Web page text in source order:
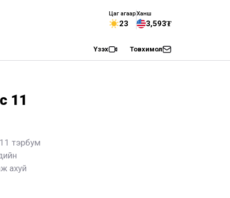
Цаг агаар
23
Ханш
3,593₮
Үзэх Товхимол
11
тэрбум
ахуй